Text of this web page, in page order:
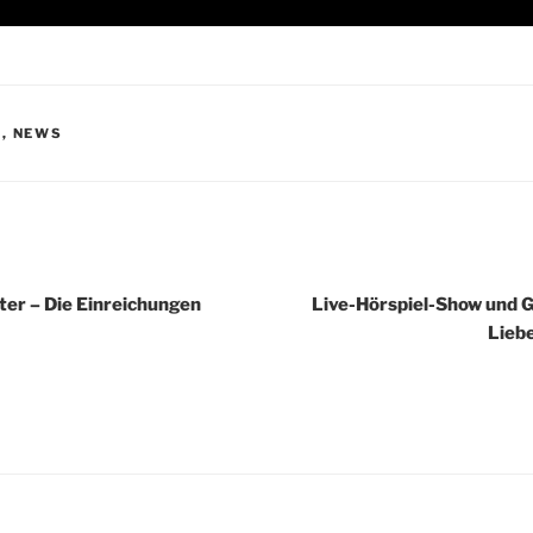
, NEWS
– Die Einreichungen
Live-Hörspiel-Show und